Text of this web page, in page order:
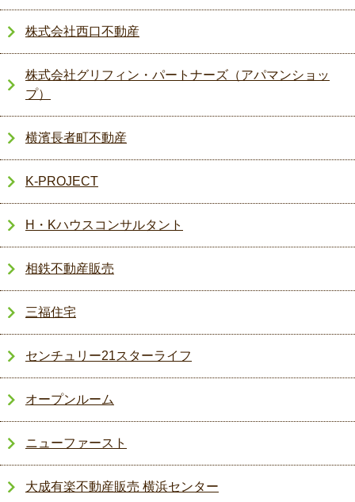
株式会社西口不動産
株式会社グリフィン・パートナーズ（アパマンショッ
プ）
横濱長者町不動産
K-PROJECT
H・Kハウスコンサルタント
相鉄不動産販売
三福住宅
センチュリー21スターライフ
オープンルーム
ニューファースト
大成有楽不動産販売 横浜センター